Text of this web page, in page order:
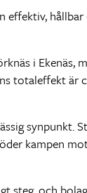
effektiv,
i
totaleffekt
synpunkt.
kampen